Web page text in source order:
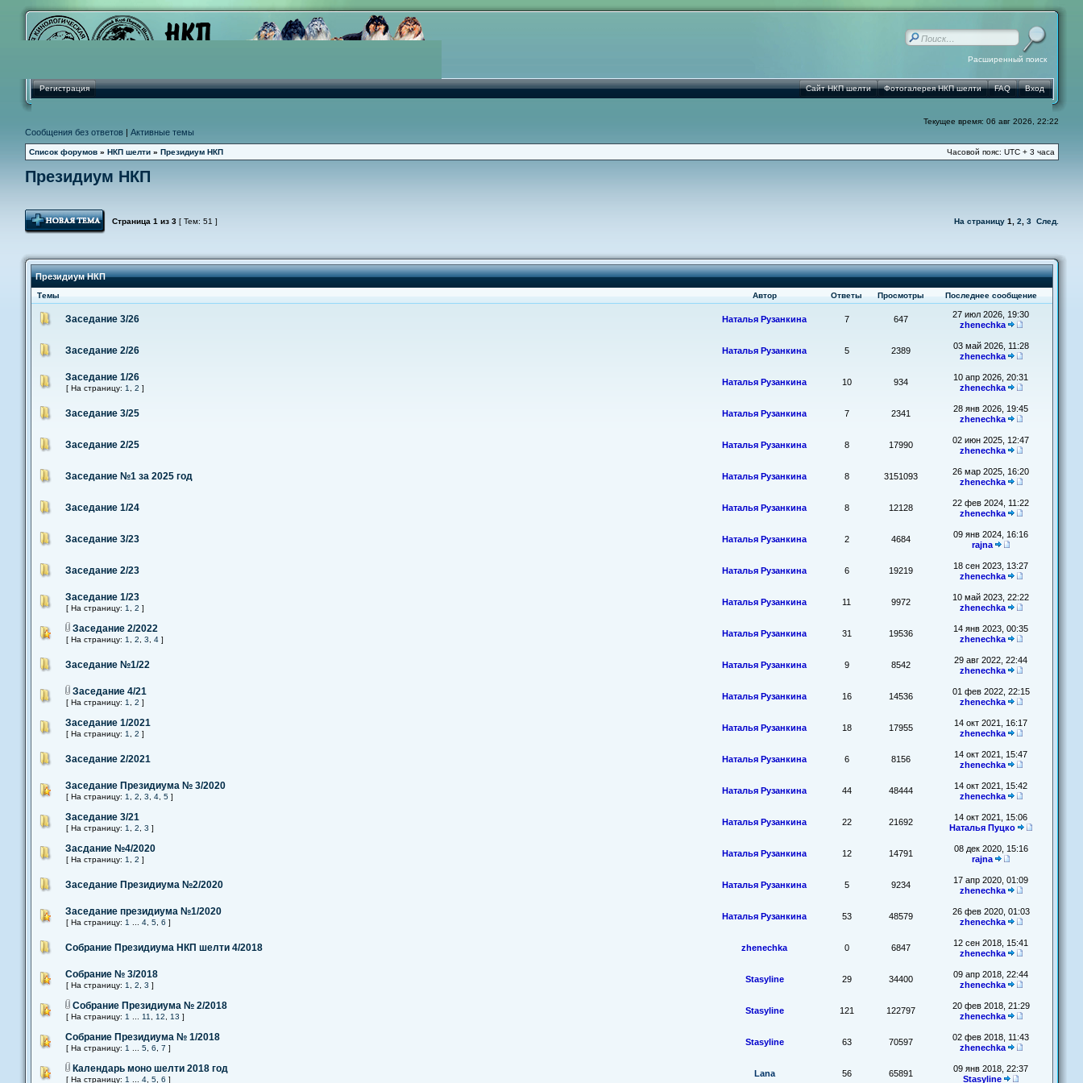
Расширенный поиск
Регистрация Вход
FAQ
Фотогалерея НКП шелти
Сайт НКП шелти
Текущее время: 06 авг 2026, 22:22
Сообщения без ответов| Активные темы
Список форумов» НКП шелти» Президиум НКП Часовой пояс: UTC + 3 часа
Президиум НКП
Новая тема
Страница 1 из 3[ Тем: 51 ] На страницу 1 2 3 След.
Президиум НКП
Темы Автор Ответы Просмотры Последнее сообщение
Заседание 3/26 Наталья Рузанкина 7 647
27 июл 2026, 19:30
zhenechka
Заседание 2/26 Наталья Рузанкина 5 2389
03 май 2026, 11:28
zhenechka
Заседание 1/26
[ На страницу: 1 2 ]
Наталья Рузанкина 10 934
10 апр 2026, 20:31
zhenechka
Заседание 3/25 Наталья Рузанкина 7 2341
28 янв 2026, 19:45
zhenechka
Заседание 2/25 Наталья Рузанкина 8 17990
02 июн 2025, 12:47
zhenechka
Заседание №1 за 2025 год Наталья Рузанкина 8 3151093
26 мар 2025, 16:20
zhenechka
Заседание 1/24 Наталья Рузанкина 8 12128
22 фев 2024, 11:22
zhenechka
Заседание 3/23 Наталья Рузанкина 2 4684
09 янв 2024, 16:16
rajna
Заседание 2/23 Наталья Рузанкина 6 19219
18 сен 2023, 13:27
zhenechka
Заседание 1/23
[ На страницу: 1 2 ]
Наталья Рузанкина 11 9972
10 май 2023, 22:22
zhenechka
Заседание 2/2022
[ На страницу: 1 2 3 4]
Наталья Рузанкина 31 19536
14 янв 2023, 00:35
zhenechka
Заседание №1/22 Наталья Рузанкина 9 8542
29 авг 2022, 22:44
zhenechka
Заседание 4/21
[ На страницу: 1 2 ]
Наталья Рузанкина 16 14536
01 фев 2022, 22:15
zhenechka
Заседание 1/2021
[ На страницу: 1 2 ]
Наталья Рузанкина 18 17955
14 окт 2021, 16:17
zhenechka
Заседание 2/2021 Наталья Рузанкина 6 8156
14 окт 2021, 15:47
zhenechka
Заседание Президиума № 3/2020
[ На страницу: 1 2 3 4, 5]
Наталья Рузанкина 44 48444
14 окт 2021, 15:42
zhenechka
Заседание 3/21
[ На страницу: 1 2 3 ]
Наталья Рузанкина 22 21692
14 окт 2021, 15:06
Наталья Пуцко
Засдание №4/2020
[ На страницу: 1 2 ]
Наталья Рузанкина 12 14791
08 дек 2020, 15:16
rajna
Заседание Президиума №2/2020 Наталья Рузанкина 5 9234
17 апр 2020, 01:09
zhenechka
Заседание президиума №1/2020
[ На страницу: 1 4, 5, 6 ]
Наталья Рузанкина 53 48579
26 фев 2020, 01:03
zhenechka
Собрание Президиума НКП шелти 4/2018 zhenechka 0 6847
12 сен 2018, 15:41
zhenechka
Собрание № 3/2018
[ На страницу: 1 2 3 ]
Stasyline 29 34400
09 апр 2018, 22:44
zhenechka
Собрание Президиума № 2/2018
[ На страницу: 1 11 12 13 ]
Stasyline 121 122797
20 фев 2018, 21:29
zhenechka
Собрание Президиума № 1/2018
[ На страницу: 1 5, 6 7 ]
Stasyline 63 70597
02 фев 2018, 11:43
zhenechka
Календарь моно шелти 2018 год
[ На страницу: 1 4, 5, 6 ]
Lana 56 65891
09 янв 2018, 22:37
Stasyline